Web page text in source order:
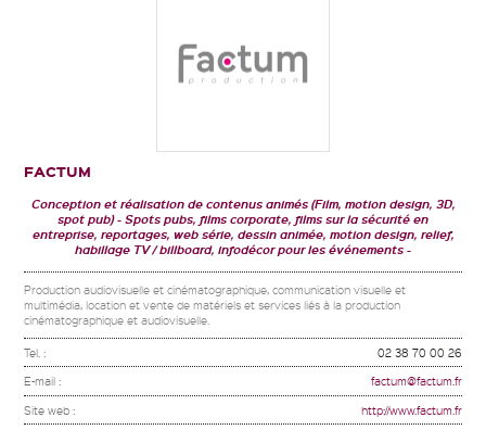
FACTUM
Conception et réalisation de contenus animés (Film, motion design, 3D,
spot pub)
Spots pubs, films corporate, films sur la sécurité en
entreprise, reportages, web série, dessin animée, motion design, relief,
habillage TV / billboard, infodécor pour les événements
Production audiovisuelle et cinématographique, communication visuelle et
multimédia, location et vente de matériels et services liés à la production
cinématographique et audiovisuelle.
Tel. : 02 38 70 00 26
E-mail : factum@factum.fr
Site web : http://www.factum.fr